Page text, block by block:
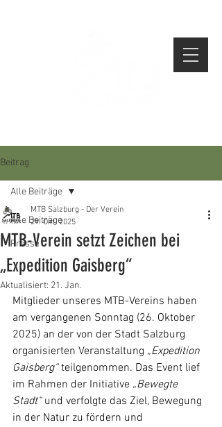
Beitrag
Alle Beiträge
Presse
Alle Beiträge
MTB-Verein setzt Zeichen bei
„Expedition Gaisberg“
MTB Salzburg - Der Verein
29. Okt. 2025
Aktualisiert: 21. Jan.
Mitglieder unseres MTB-Vereins haben
am vergangenen Sonntag (26. Oktober
2025) an der von der Stadt Salzburg
organisierten Veranstaltung „Expedition
Gaisberg“ teilgenommen. Das Event lief
im Rahmen der Initiative „Bewegte
Stadt“ und verfolgte das Ziel, Bewegung
in der Natur zu fördern und